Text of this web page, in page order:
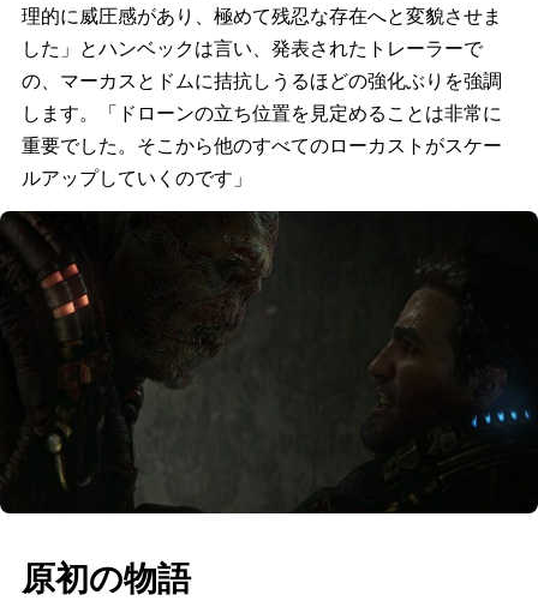
理的に威圧感があり、極めて残忍な存在へと変貌させま
した」とハンベックは言い、発表されたトレーラーで
の、マーカスとドムに拮抗しうるほどの強化ぶりを強調
します。「ドローンの立ち位置を見定めることは非常に
重要でした。そこから他のすべてのローカストがスケー
ルアップしていくのです」
原初の物語